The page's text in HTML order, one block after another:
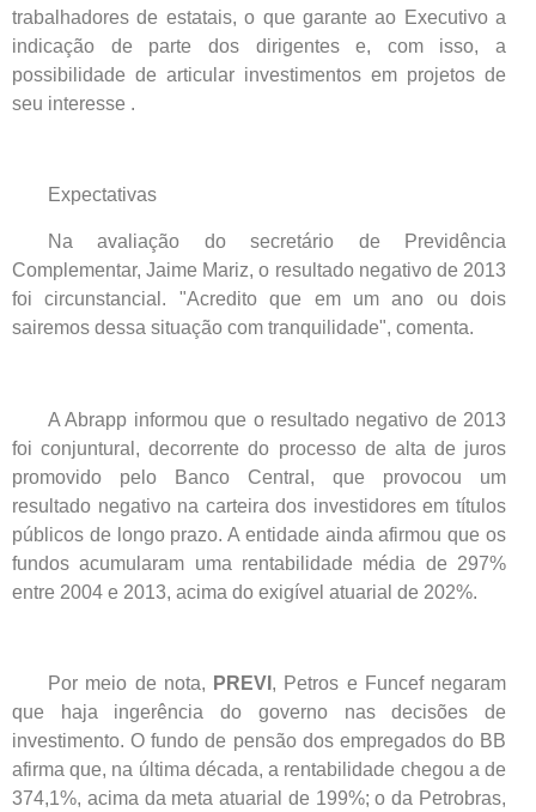
trabalhadores de estatais, o que garante ao Executivo a
indicação de parte dos dirigentes e, com isso, a
possibilidade de articular investimentos em projetos de
seu interesse .
Expectativas
Na avaliação do secretário de Previdência
Complementar, Jaime Mariz, o resultado negativo de 2013
foi circunstancial. "Acredito que em um ano ou dois
sairemos dessa situação com tranquilidade", comenta.
A Abrapp informou que o resultado negativo de 2013
foi conjuntural, decorrente do processo de alta de juros
promovido pelo Banco Central, que provocou um
resultado negativo na carteira dos investidores em títulos
públicos de longo prazo. A entidade ainda afirmou que os
fundos acumularam uma rentabilidade média de 297%
entre 2004 e 2013, acima do exigível atuarial de 202%.
Por meio de nota, PREVI , Petros e Funcef negaram
que haja ingerência do governo nas decisões de
investimento. O fundo de pensão dos empregados do BB
afirma que, na última década, a rentabilidade chegou a de
374,1%, acima da meta atuarial de 199%; o da Petrobras,